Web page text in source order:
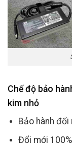
Chế độ bảo
kim nhỏ
Bảo hành
Đổi mới